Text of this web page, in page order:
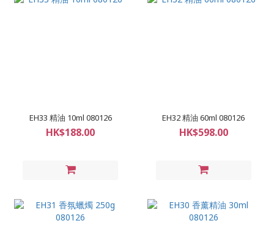
EH33 精油 10ml 080126
HK$188.00
EH32 精油 60ml 080126
HK$598.00